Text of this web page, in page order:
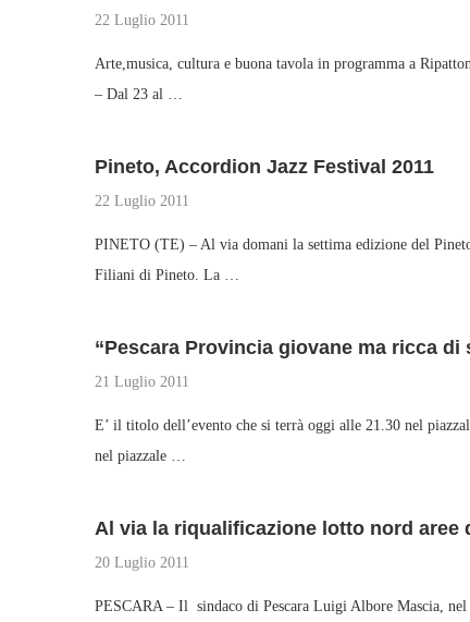
22 Luglio 2011
Arte,musica, cultura e buona tavola in programma a
– Dal 23 al …
Pineto, Accordion Jazz Festival 2011
22 Luglio 2011
PINETO (TE) – Al via domani la settima edizione del
Filiani di Pineto. La …
“Pescara Provincia giovane ma ricca
21 Luglio 2011
E’ il titolo dell’evento che si terrà oggi alle 21.30 nel
nel piazzale …
Al via la riqualificazione lotto nord aree
20 Luglio 2011
PESCARA – Il sindaco di Pescara Luigi Albore Mascia,